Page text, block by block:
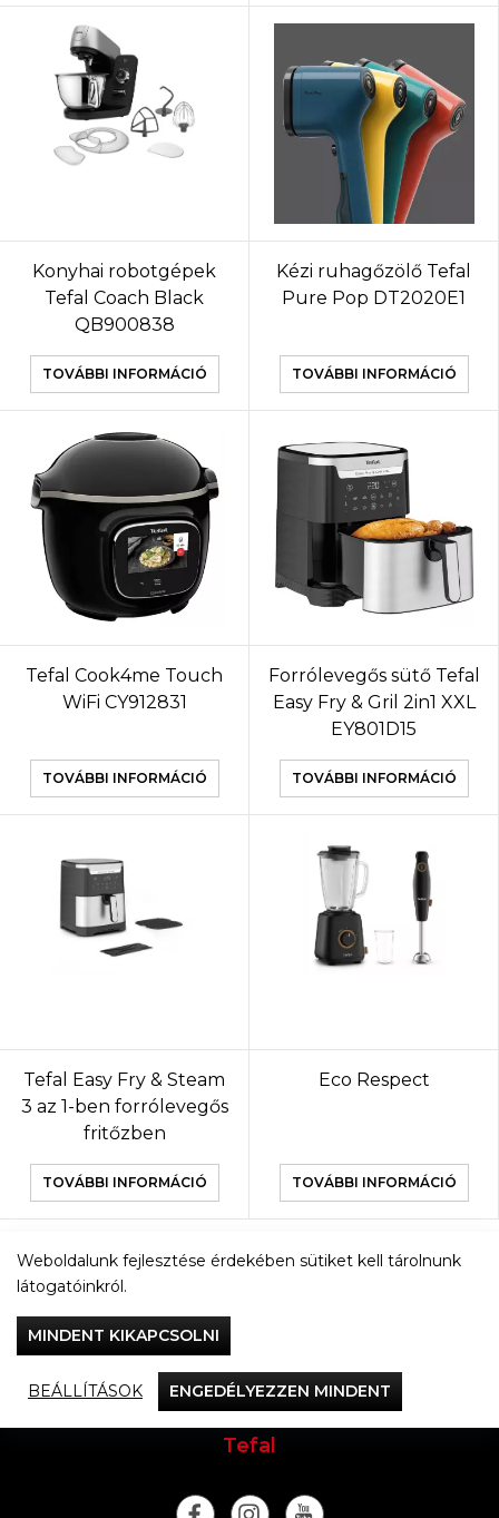
Konyhai robotgépek
Tefal Coach Black
QB900838
TOVÁBBI INFORMÁCIÓ
Kézi ruhagőzölő Tefal
Pure Pop DT2020E1
TOVÁBBI INFORMÁCIÓ
Tefal Cook4me Touch
WiFi CY912831
TOVÁBBI INFORMÁCIÓ
Forrólevegős sütő Tefal
Easy Fry & Gril 2in1 XXL
EY801D15
TOVÁBBI INFORMÁCIÓ
Tefal Easy Fry & Steam
3 az 1-ben forrólevegős
fritőzben
TOVÁBBI INFORMÁCIÓ
Eco Respect
TOVÁBBI INFORMÁCIÓ
TOVÁBBI TERMÉKEK
Vacsorázzunk együtt
Tefal
Weboldalunk fejlesztése érdekében sütiket kell tárolnunk
látogatóinkról.
MINDENT KIKAPCSOLNI
BEÁLLÍTÁSOK ENGEDÉLYEZZEN MINDENT